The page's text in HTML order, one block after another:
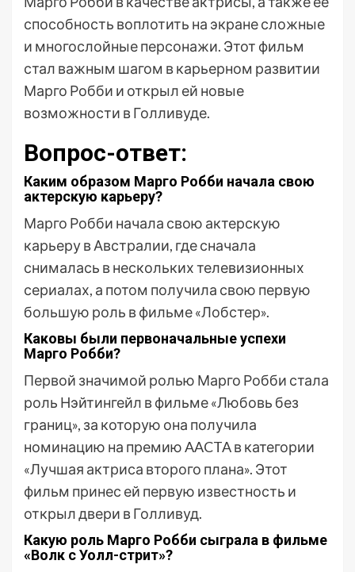
способность воплотить на экране сложные
и многослойные персонажи. Этот фильм
стал важным шагом в карьерном развитии
Марго Робби и открыл ей новые
возможности в Голливуде.
Вопрос-ответ:
Каким образом Марго Робби начала свою
актерскую карьеру?
Марго Робби начала свою актерскую
карьеру в Австралии, где сначала
снималась в нескольких телевизионных
сериалах, а потом получила свою первую
большую роль в фильме «Лобстер».
Каковы были первоначальные успехи
Марго Робби?
Первой значимой ролью Марго Робби стала
роль Нэйтингейл в фильме «Любовь без
границ», за которую она получила
номинацию на премию AACTA в категории
«Лучшая актриса второго плана». Этот
фильм принес ей первую известность и
открыл двери в Голливуд.
Какую роль Марго Робби сыграла в фильме
«Волк с Уолл-стрит»?